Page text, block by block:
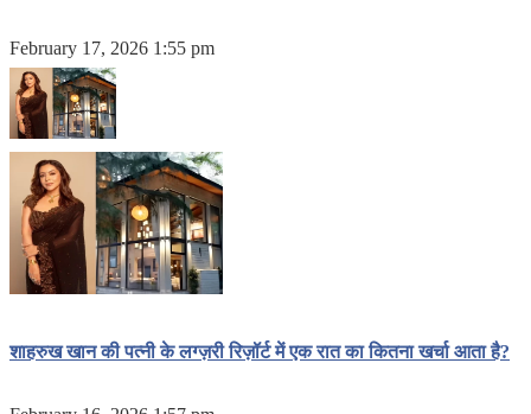
February 17, 2026 1:55 pm
शाहरुख खान की पत्नी के लग्ज़री रिज़ॉर्ट में एक रात का कितना खर्चा आता है?